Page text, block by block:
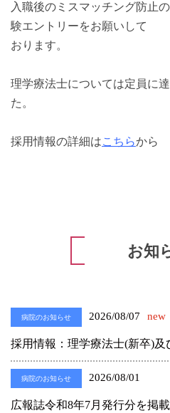
入職後のミスマッチング防止
験エントリーをお願いして
おります。
理学療法士については定員に
た。
採用情報の詳細はこちらから
お知
病院のお知らせ 2026/08/07 new
採用情報：理学療法士(新卒)及
病院のお知らせ 2026/08/01
広報誌令和8年7月発行分を掲載